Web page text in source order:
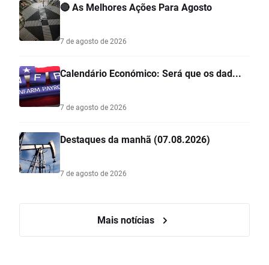
🔴 As Melhores Ações Para Agosto
7 de agosto de 2026
Calendário Económico: Será que os dad...
7 de agosto de 2026
Destaques da manhã (07.08.2026)
7 de agosto de 2026
Mais notícias